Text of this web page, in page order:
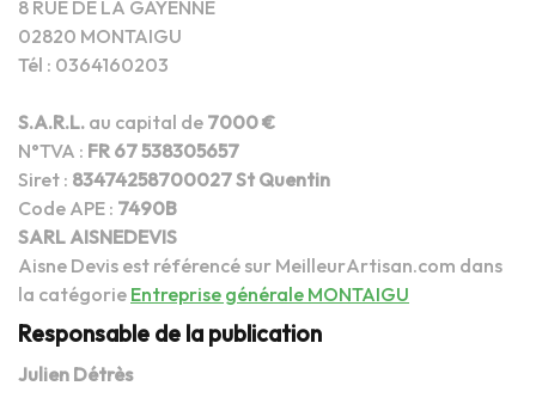
8 RUE DE LA GAYENNE
02820 MONTAIGU
Tél : 0364160203
S.A.R.L. au capital de 7000 €
N°TVA : FR 67 538305657
Siret : 83474258700027 St Quentin
Code APE : 7490B
SARL AISNEDEVIS
Aisne Devis est référencé sur MeilleurArtisan.com dans
la catégorie Entreprise générale MONTAIGU
Responsable de la publication
Julien Détrès